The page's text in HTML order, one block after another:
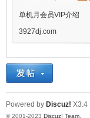
十
单机月会员VIP介绍
3927dj.com
Powered by Discuz! X3.4
© 2001-2023 Discuz! Team.